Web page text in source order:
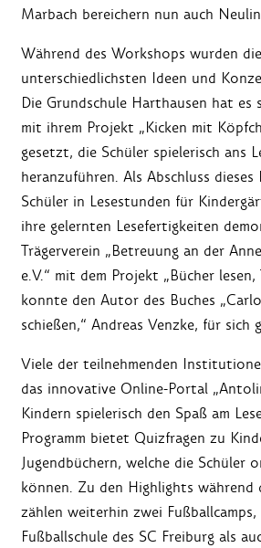
Marbach bereichern nun auch
Während des Workshops wurden die
unterschiedlichsten Ideen und
Die Grundschule Harthausen hat es
mit ihrem Projekt „Kicken mit
gesetzt, die Schüler spielerisch ans
heranzuführen. Als Abschluss
Schüler in Lesestunden für
ihre gelernten Lesefertigkeiten
Trägerverein „Betreuung an der
e.V.“ mit dem Projekt „Bücher lesen,
konnte den Autor des Buches
schießen,“ Andreas Venzke, für sich
Viele der teilnehmenden
das innovative Online-Portal
Kindern spielerisch den Spaß am
Programm bietet Quizfragen zu
Jugendbüchern, welche die Schüler
können. Zu den Highlights während
zählen weiterhin zwei
Fußballschule des SC Freiburg als